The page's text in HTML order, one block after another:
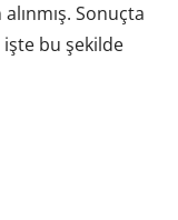
Sonuçta
işte bu şekilde